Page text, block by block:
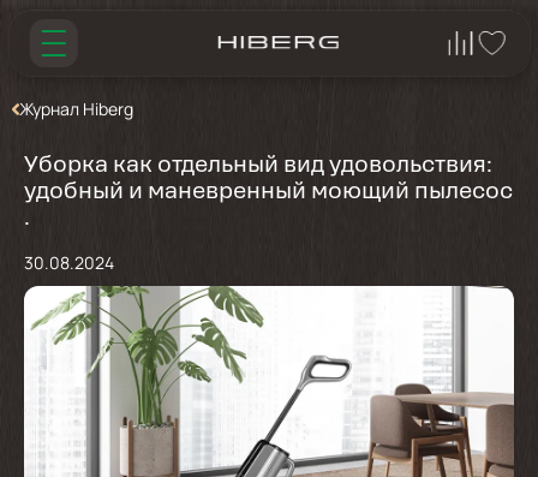
Журнал Hiberg
Уборка как отдельный вид удовольствия:
удобный и маневренный моющий пылесос
.
30.08.2024